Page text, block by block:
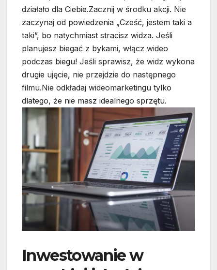
działało dla Ciebie.Zacznij w środku akcji. Nie
zaczynaj od powiedzenia „Cześć, jestem taki a
taki”, bo natychmiast stracisz widza. Jeśli
planujesz biegać z bykami, włącz wideo
podczas biegu! Jeśli sprawisz, że widz wykona
drugie ujęcie, nie przejdzie do następnego
filmu.Nie odkładaj wideomarketingu tylko
dlatego, że nie masz idealnego sprzętu.
Inwestowanie w